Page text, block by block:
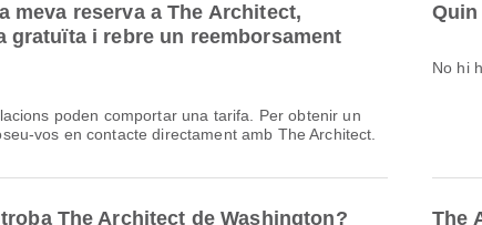
meva reserva a The Architect,
gratuïta i rebre un reemborsament
poden comportar una tarifa. Per obtenir un
vos en contacte directament amb The Architect.
No hi
The Architect de Washington? The